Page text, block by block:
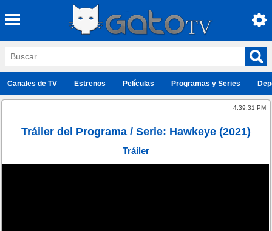
Canales de TV Estrenos Películas Programas y Series
4:39:31 PM
Tráiler del Programa / Serie: Hawkeye (2021)
Tráiler